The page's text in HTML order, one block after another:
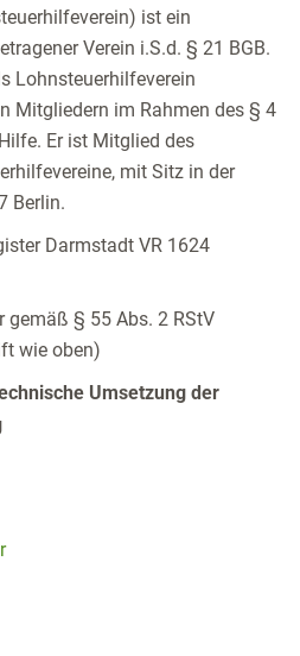
ist ein
Verein i.S.d. § 21 BGB.
Lohnsteuerhilfeverein
Mitgliedern im Rahmen des § 4
Er ist Mitglied des
mit Sitz in der
Berlin.
Darmstadt VR 1624
§ 55 Abs. 2 RStV
wie oben)
Umsetzung der